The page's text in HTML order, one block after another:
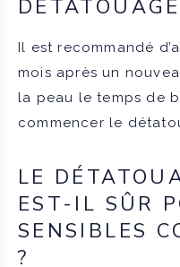
Il est recommandé
mois après un
la peau le temps de
commencer le
LE
EST-IL SÛR
SENSIBLES
?